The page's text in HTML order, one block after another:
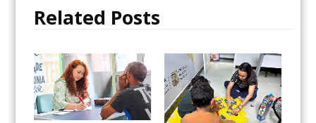
k
i
a
r
Related Posts